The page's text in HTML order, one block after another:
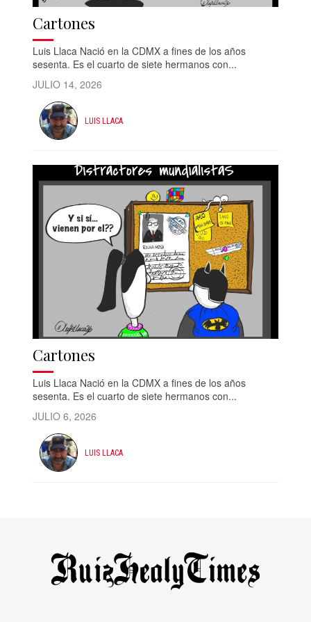
Cartones
Luis Llaca Nació en la CDMX a fines de los años
sesenta. Es el cuarto de siete hermanos con...
JULIO 14, 2026
LUIS LLACA
Cartones
Luis Llaca Nació en la CDMX a fines de los años
sesenta. Es el cuarto de siete hermanos con...
JULIO 6, 2026
LUIS LLACA